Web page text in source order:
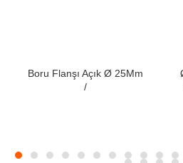
Boru Flanşı Açık Ø 25Mm
/